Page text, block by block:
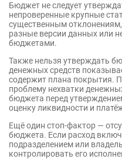
Бюджет не следует
непроверенные крупные
существенным
разные версии данных или
бюджетами.
Также нельзя утверждать
денежных средств
содержит плана покрытия.
проблему нехватки
бюджета перед
оценку ликвидности и
Ещё один стоп-фактор —
бюджета. Если расход
подразделением или
контролировать его